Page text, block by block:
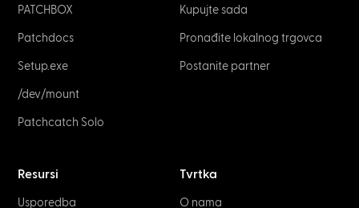
PATCHBOX
Patchdocs
Setup.exe
/dev/mount
Patchcatch Solo
Kupujte sada
Pronađite lokalnog trgovca
Postanite partner
Resursi
Usporedba
Tvrtka
O nama